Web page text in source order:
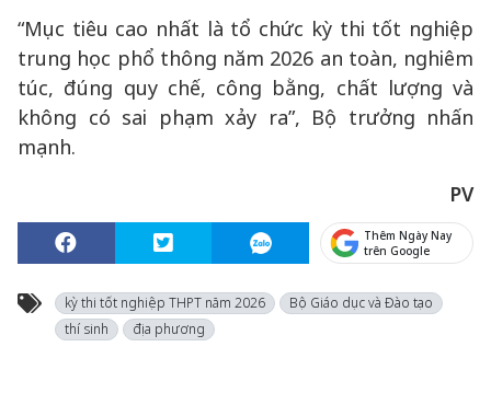
“Mục tiêu cao nhất là tổ chức kỳ thi tốt nghiệp
trung học phổ thông năm 2026 an toàn, nghiêm
túc, đúng quy chế, công bằng, chất lượng và
không có sai phạm xảy ra”, Bộ trưởng nhấn
mạnh.
PV
Thêm Ngày Nay
trên Google
kỳ thi tốt nghiệp THPT năm 2026
Bộ Giáo dục và Đào tạo
thí sinh
địa phương